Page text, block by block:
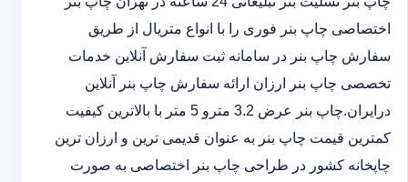
اختصاصی چاپ بنر فوری را با انواع متریال از طریق
سفارش چاپ بنر در سامانه ثبت سفارش آنلاین خدمات
تخصصی چاپ بنر ارزان ارائه سفارش چاپ بنر آنلاین
درایران.چاپ بنر عرض 3.2 مترو 5 متر با بالاترین کیفیت
کمترین قیمت چاپ بنر به عنوان قدیمی ترین و ارزان ترین
چاپخانه کشور در طراحی چاپ بنر اختصاصی به صورت